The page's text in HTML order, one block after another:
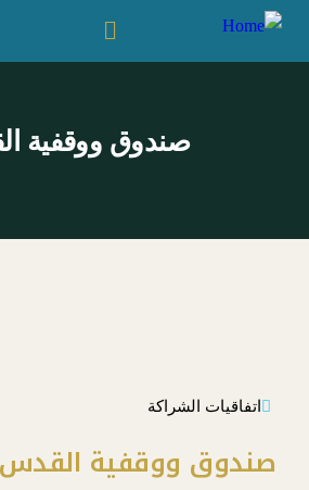
صندوق ووقفية
اتفاقيات الشراكة
صندوق ووقفية القدس